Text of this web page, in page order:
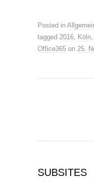
Posted in
tagged 2016, Köln,
Office365 on 25.
SUBSITES